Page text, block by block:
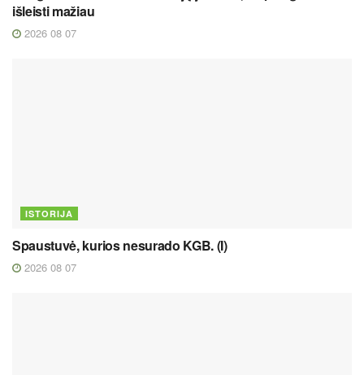
išleisti mažiau
2026 08 07
ISTORIJA
Spaustuvė, kurios nesurado KGB. (I)
2026 08 07